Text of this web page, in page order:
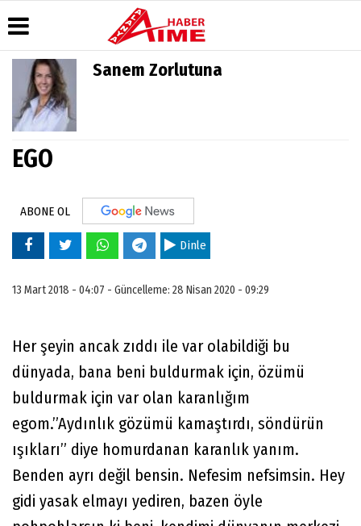
Üye Paneli
Haber
Arşivi
Dergi
Arşivi
Haberleri
Biyografiler
Sanem Zorlutuna
EGO
ABONE OL
Dinle
13 Mart 2018 - 04:07 - Güncelleme: 28 Nisan 2020 - 09:29
Her şeyin ancak zıddı ile var olabildiği bu
dünyada, bana beni buldurmak için, özümü
buldurmak için var olan karanlığım
egom.”Aydınlık gözümü kamaştırdı, söndürün
ışıkları” diye homurdanan karanlık yanım.
Benden ayrı değil bensin. Nefesim nefsimsin. Hey
gidi yasak elmayı yediren, bazen öyle